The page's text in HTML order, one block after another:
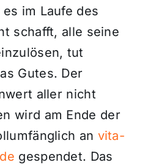
im Laufe des
schafft, alle seine
tut
Gutes. Der
aller nicht
wird am Ende der
an vita-
gespendet. Das